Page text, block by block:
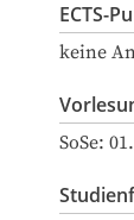
ECTS-
keine
SoSe: